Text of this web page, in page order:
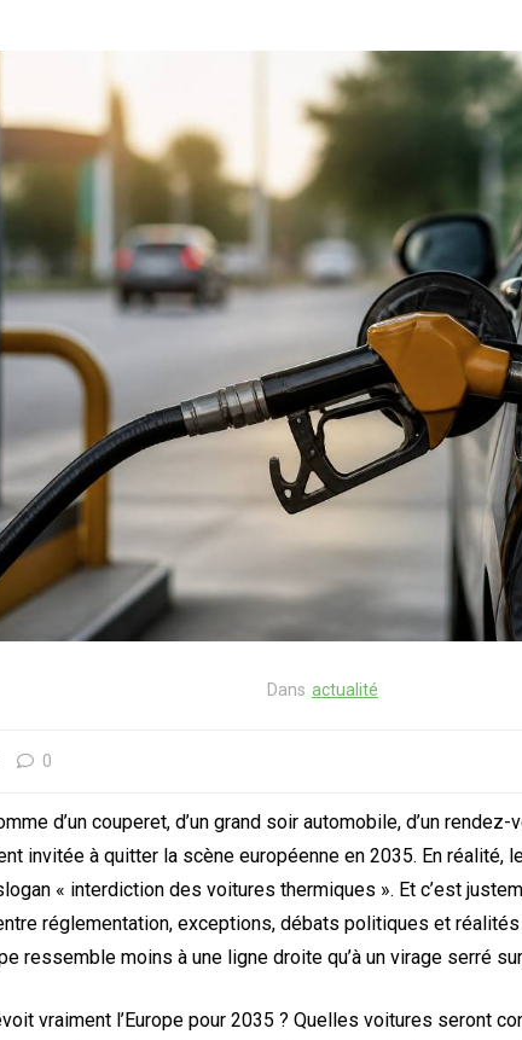
Dans actualité
0
d’un couperet, d’un grand soir automobile, d’un
invitée à quitter la scène européenne en 2035. En réalité,
« interdiction des voitures thermiques ». Et c’est
réglementation, exceptions, débats politiques et
ressemble moins à une ligne droite qu’à un virage serré
vraiment l’Europe pour 2035 ? Quelles voitures seront
Ibiza blog : les
meilleures adresses et
expériences à découvrir
sur l’île Baléare
5 août 2026 0
Dans trip
Blog
6 août